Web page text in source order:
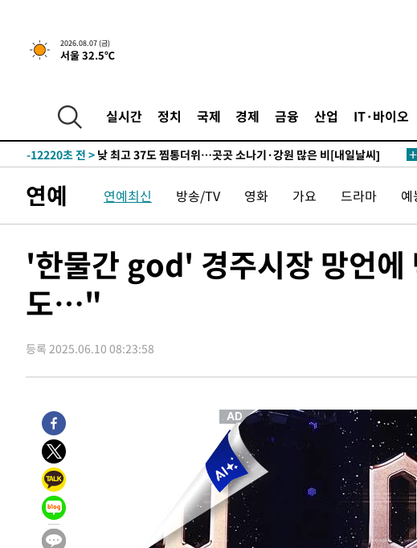
2026.08.07 (금)
서울 32.5℃
실시간 정치 국제 경제 금융 산업 IT·바이오
실천"
-22754초 전 >이란, "오만과 '중앙 단일 루트' 합의…북쪽 인바운드·남쪽 아웃바
운드는 임시"
-14322초 전 >
"낮 기온 소폭 하락"…수도권 폭염중대경보, 폭염경보로 하향
-14249초 전 >
[단독]중수청 지원 검사들, 정원 초과 시 낮은 계급 임용…희망지 못
-12220초 전 >
-10526초 전 > SK하이닉스, 용인·청주 팹에 54조 투자…"AI 메모리 수요 선제 대
-6635초 전 >
외국인 심판 성 접대 7경기 들여다보니…한국 축구 '5승 2무'
-6369초 전 >[속보]코스닥, 2.86포인트(0.36%) 내린 798.81마감
-6302초 전 >[속보]원·달러 환율, 7.7원 내린 1416.1원 마감
-6191초 전 >[속보] 노원서 40.1도 관측…서울, 2018년 이후 첫 40도
-3281초 전 >
-2125초 전 >11시간 압수수색에 성접대 파문까지…'쑥대밭' 된 축구협회
-1147초 전 >[속보]규제합리화위원회 부위원장에 김태유 서울대 공대 교수…이병
-28378초 전 >
미 사업체 일자리, 7월에 2.3만개 순감하고 그 전 2개월 10.3만개
하향수정 (2보)
-27826초 전 >
[속보] 미 사업체, 일자리 7월에 2.3만 개 줄어…실업률은 4.1%로
-23689초 전 >
[속보]이 대통령 "부동산 공급 기존 사고방식 매달리지 말고 과감히
실천"
-22774초 전 >
이란, "오만과 '중앙 단일 루트' 합의…북쪽 인바운드·남쪽 아웃바
운드는 임시"
-14342초 전 >
"낮 기온 소폭 하락"…수도권 폭염중대경보, 폭염경보로 하향
-14306초 전 >
[속보]이 대통령, '호우피해' 안동·의성 관할 4개 면 특별재난지역
연예 연예최신 방송/TV 영화 가요 드라마 예
'한물간 god' 경주시장 망언에
도…"
등록 2025.06.10 08:23:58